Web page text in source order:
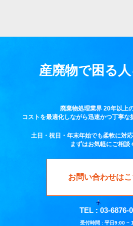
産廃物で困る
廃棄物処理業界 20年以上
コストを最適化しながら迅速かつ丁寧な
土日・祝日・年末年始でも柔軟に対
まずはお気軽にご相談
お問い合わせは
TEL : 03-6876-
受付時間 : 平日9:00 ~